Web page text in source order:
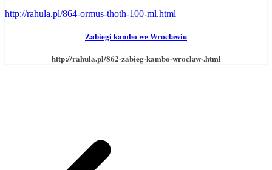
http://rahula.pl/864-ormus-thoth-100-ml.html
Zabiegi kambo we Wrocławiu
http://rahula.pl/862-zabieg-kambo-wroclaw-.html